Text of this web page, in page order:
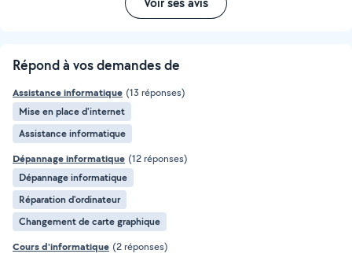
Répond à vos demandes de
Assistance informatique (13 réponses)
Mise en place d'internet
Assistance informatique
Dépannage informatique (12 réponses)
Dépannage informatique
Réparation d'ordinateur
Changement de carte graphique
Cours d'informatique (2 réponses)